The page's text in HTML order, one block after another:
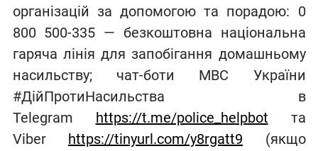
організацій за допомогою та порадою: 0
800 500-335 — безкоштовна національна
гаряча лінія для запобігання домашньому
насильству; чат-боти МВС України
#ДійПротиНасильства в
Telegram https://t.me/police_helpbot та
Viber https://tinyurl.com/y8rgatt9 (якщо